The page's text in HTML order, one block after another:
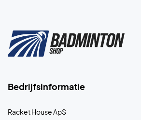
Bedrijfsinformatie
Racket House ApS